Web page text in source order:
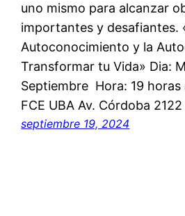
uno mismo para alcanzar
importantes y desafiantes.
Autoconocimiento y la
Transformar tu Vida» Dia:
Septiembre Hora: 19 horas
FCE UBA Av. Córdoba
septiembre 19, 2024